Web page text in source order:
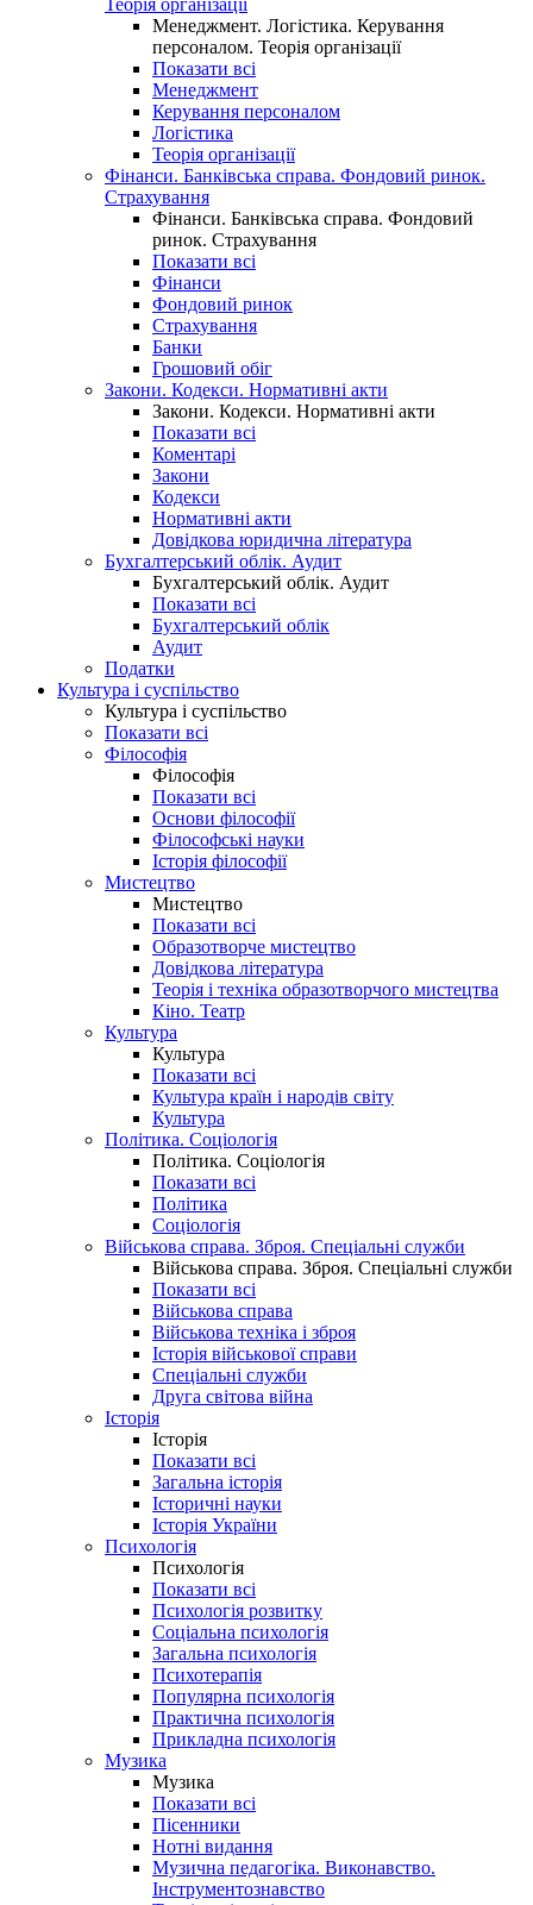
Теорія організації
Менеджмент. Логістика. Керування
персоналом. Теорія організації
Показати всі
Менеджмент
Керування персоналом
Логістика
Теорія організації
Фінанси. Банківська справа. Фондовий ринок.
Страхування
Фінанси. Банківська справа. Фондовий
ринок. Страхування
Показати всі
Фінанси
Фондовий ринок
Страхування
Банки
Грошовий обіг
Закони. Кодекси. Нормативні акти
Закони. Кодекси. Нормативні акти
Показати всі
Коментарі
Закони
Кодекси
Нормативні акти
Довідкова юридична література
Бухгалтерський облік. Аудит
Бухгалтерський облік. Аудит
Показати всі
Бухгалтерський облік
Аудит
Податки
Культура і суспільство
Культура і суспільство
Показати всі
Філософія
Філософія
Показати всі
Основи філософії
Філософські науки
Історія філософії
Мистецтво
Мистецтво
Показати всі
Образотворче мистецтво
Довідкова література
Теорія і техніка образотворчого мистецтва
Кіно. Театр
Культура
Культура
Показати всі
Культура країн і народів світу
Культура
Політика. Соціологія
Політика. Соціологія
Показати всі
Політика
Соціологія
Військова справа. Зброя. Спеціальні служби
Військова справа. Зброя. Спеціальні служби
Показати всі
Військова справа
Військова техніка і зброя
Історія військової справи
Спеціальні служби
Друга світова війна
Історія
Історія
Показати всі
Загальна історія
Історичні науки
Історія України
Психологія
Психологія
Показати всі
Психологія розвитку
Соціальна психологія
Загальна психологія
Психотерапія
Популярна психологія
Практична психологія
Прикладна психологія
Музика
Музика
Показати всі
Пісенники
Нотні видання
Музична педагогіка. Виконавство.
Інструментознавство